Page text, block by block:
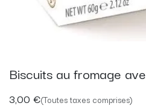
Biscuits au fromage
3,00 €(Toutes taxes comprises)